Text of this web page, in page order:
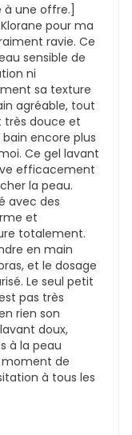
à une offre.]
pour ma
ravie. Ce
sensible de
ni
sa texture
agréable, tout
très douce et
encore plus
Ce gel lavant
efficacement
la peau.
avec des
et
totalement.
en main
et le dosage
Le seul petit
pas très
rien son
doux,
à la peau
moment de
à tous les